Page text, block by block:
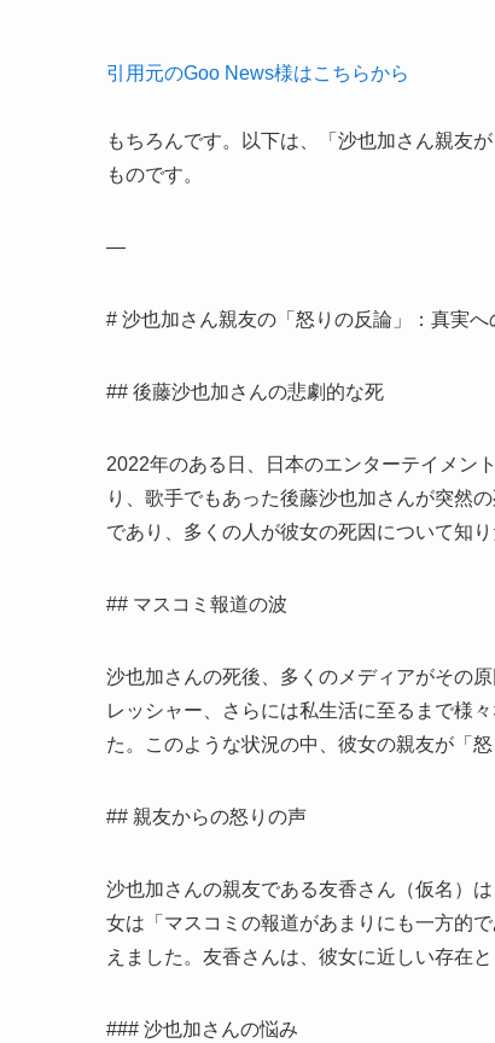
引用元のGoo News様はこちらから
もちろんです。以下は、「沙也加さん親友
ものです。
—
# 沙也加さん親友の「怒りの反論」：真実へ
## 後藤沙也加さんの悲劇的な死
2022年のある日、日本のエンターテイメン
り、歌手でもあった後藤沙也加さんが突然
であり、多くの人が彼女の死因について知り
## マスコミ報道の波
沙也加さんの死後、多くのメディアがその
レッシャー、さらには私生活に至るまで様
た。このような状況の中、彼女の親友が「
## 親友からの怒りの声
沙也加さんの親友である友香さん（仮名）
女は「マスコミの報道があまりにも一方的
えました。友香さんは、彼女に近しい存在
### 沙也加さんの悩み